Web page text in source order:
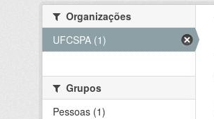
Organizações
UFCSPA (1)
Grupos
Pessoas (1)